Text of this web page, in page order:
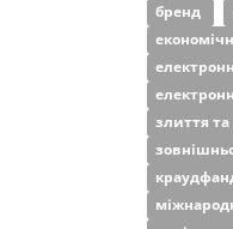
бренд
злиття